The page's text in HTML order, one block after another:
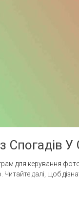
Спогадів У
для керування
далі, щоб